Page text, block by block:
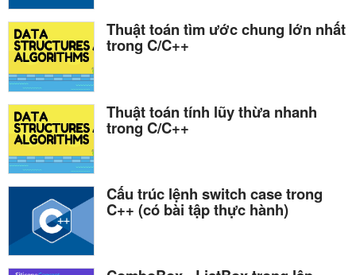
Thuật toán tìm ước chung lớn nhất
trong C/C++
Thuật toán tính lũy thừa nhanh
trong C/C++
Cấu trúc lệnh switch case trong
C++ (có bài tập thực hành)